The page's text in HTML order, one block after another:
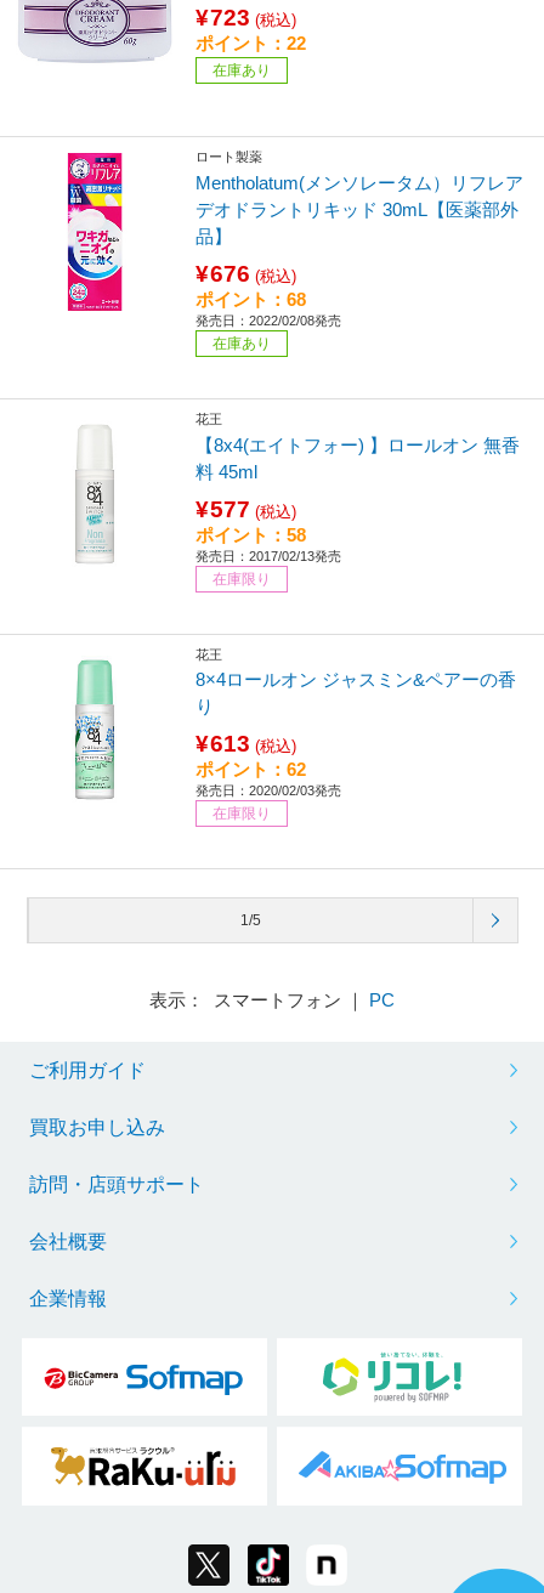
¥723 (税込)
ポイント：22
在庫あり
ロート製薬
Mentholatum(メンソレータム）リフレア
デオドラントリキッド 30mL【医薬部外
品】
¥676 (税込)
ポイント：68
発売日：2022/02/08発売
在庫あり
花王
【8x4(エイトフォー) 】ロールオン 無香
料 45ml
¥577 (税込)
ポイント：58
発売日：2017/02/13発売
在庫限り
花王
8×4ロールオン ジャスミン&ペアーの香
り
¥613 (税込)
ポイント：62
発売日：2020/02/03発売
在庫限り
1/5
表示： スマートフォン ｜ PC
ご利用ガイド
買取お申し込み
訪問・店頭サポート
会社概要
企業情報